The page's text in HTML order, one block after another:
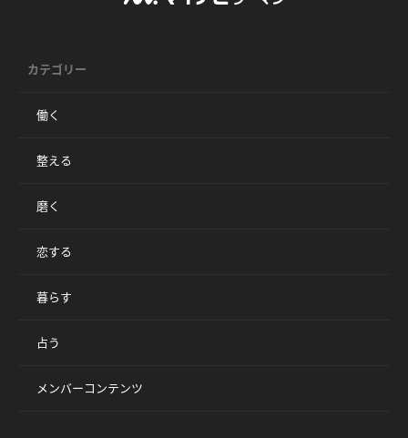
カテゴリー
働く
整える
磨く
恋する
暮らす
占う
メンバーコンテンツ